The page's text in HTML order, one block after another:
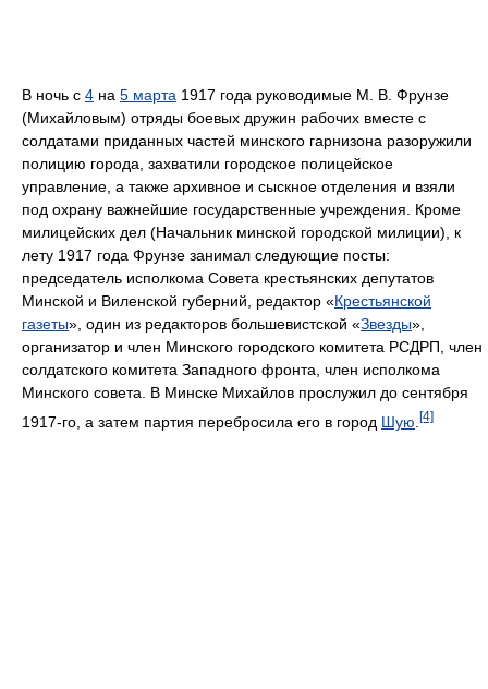
В ночь с 4 на 5 марта 1917 года руководимые М. В. Фрунзе
(Михайловым) отряды боевых дружин рабочих вместе с
солдатами приданных частей минского гарнизона разоружили
полицию города, захватили городское полицейское
управление, а также архивное и сыскное отделения и взяли
под охрану важнейшие государственные учреждения. Кроме
милицейских дел (Начальник минской городской милиции), к
лету 1917 года Фрунзе занимал следующие посты:
председатель исполкома Совета крестьянских депутатов
Минской и Виленской губерний, редактор «Крестьянской
газеты», один из редакторов большевистской «Звезды»,
организатор и член Минского городского комитета РСДРП, член
солдатского комитета Западного фронта, член исполкома
Минского совета. В Минске Михайлов прослужил до сентября
1917-го, а затем партия перебросила его в город Шую [4]